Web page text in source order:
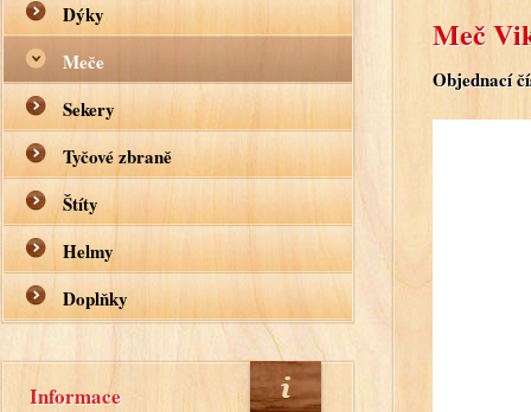
Dýky
Meče
Sekery
Tyčové zbraně
Štíty
Helmy
Doplňky
Informace
Meč
Objednací